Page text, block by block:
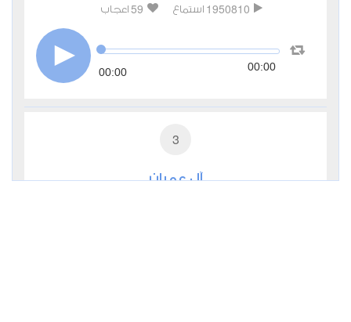
1950810 استماع 59 اعجاب
00:00 00:00
3
آل عمران